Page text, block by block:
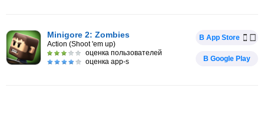
Minigore 2: Zombies
Action (Shoot 'em up)
оценка пользователей
оценка app-s
В App Store
В Google Play